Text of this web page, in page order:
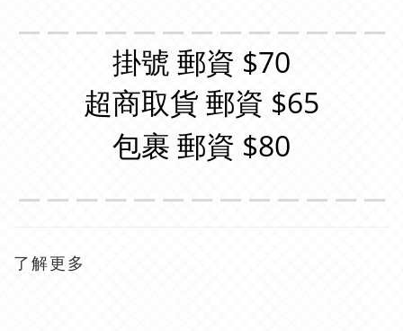
掛號 郵資 $70
超商取貨 郵資 $65
包裹 郵資 $80
了解更多